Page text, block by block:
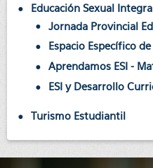
Educación Sexual
Jornada Provincial
Espacio Específico de
Aprendamos ESI -
ESI y Desarrollo
Turismo Estudiantil